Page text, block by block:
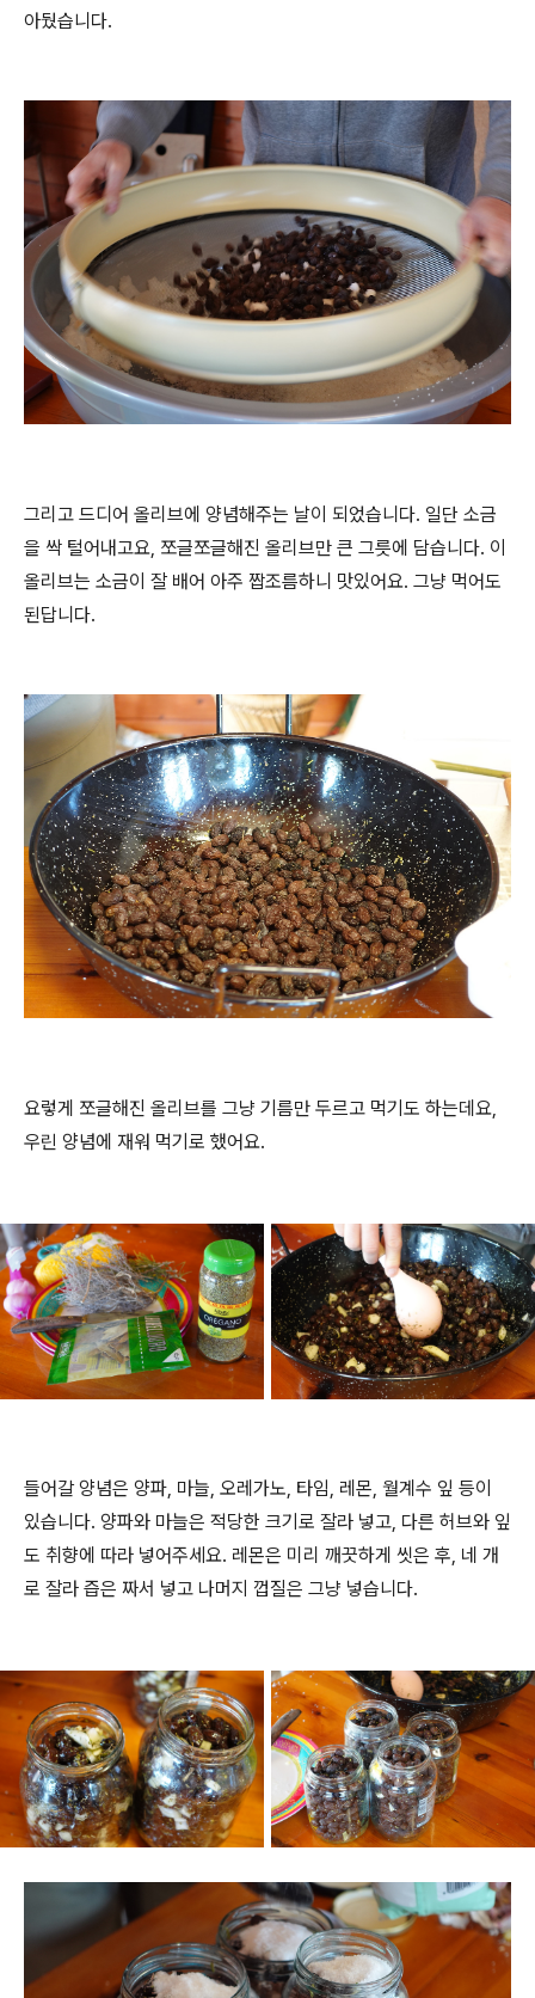
아뒀습니다.
그리고 드디어 올리브에 양념해주는 날이 되었습니다. 일단 소금
을 싹 털어내고요, 쪼글쪼글해진 올리브만 큰 그릇에 담습니다. 이
올리브는 소금이 잘 배어 아주 짭조름하니 맛있어요. 그냥 먹어도
된답니다.
요렇게 쪼글해진 올리브를 그냥 기름만 두르고 먹기도 하는데요,
우린 양념에 재워 먹기로 했어요.
들어갈 양념은 양파, 마늘, 오레가노, 타임, 레몬, 월계수 잎 등이
있습니다. 양파와 마늘은 적당한 크기로 잘라 넣고, 다른 허브와 잎
도 취향에 따라 넣어주세요. 레몬은 미리 깨끗하게 씻은 후, 네 개
로 잘라 즙은 짜서 넣고 나머지 껍질은 그냥 넣습니다.